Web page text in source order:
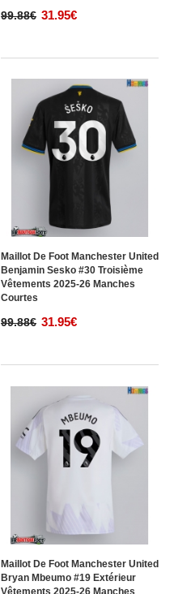
99.88€ 31.95€
Maillot De Foot Manchester United
Benjamin Sesko #30 Troisième
Vêtements 2025-26 Manches
Courtes
99.88€ 31.95€
Maillot De Foot Manchester United
Bryan Mbeumo #19 Extérieur
Vêtements 2025-26 Manches